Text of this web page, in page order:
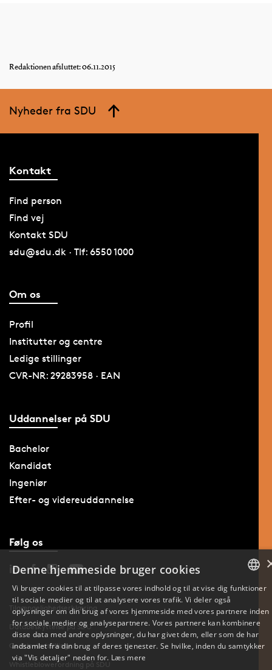
Redaktionen afsluttet: 06.11.2015
Nyheder fra SDU
Kontakt
Find person
Find vej
Kontakt SDU
sdu@sdu.dk · Tlf: 6550 1000
Om os
Profil
Institutter og centre
Ledige stillinger
CVR-NR: 29283958 · EAN
Uddannelser på SDU
Bachelor
Kandidat
Ingeniør
Efter- og videreuddannelse
Følg os
Tilgængelighedserklæring
Databeskyttelse på SDU
Cookie-indstillinger
Whistleblowerordning på SDU
ENGLISH
Denne hjemmeside bruger cookies
Vi bruger cookies til at tilpasse vores indhold og til at vise dig funktioner
til sociale medier og til at analysere vores trafik. Vi deler også
oplysninger om din brug af vores hjemmeside med vores partnere inden
for sociale medier og analysepartnere. Vores partnere kan kombinere
disse data med andre oplysninger, du har givet dem, eller som de har
indsamlet fra din brug af deres tjenester. Se hvilke, inden du samtykker
via "Vis detaljer" neden for. Læs mere